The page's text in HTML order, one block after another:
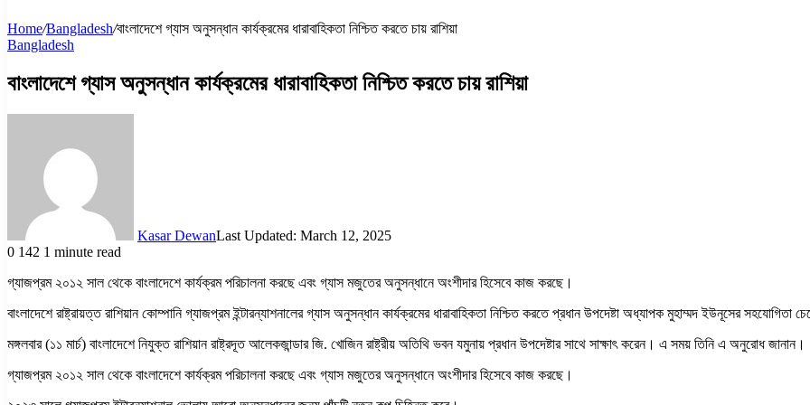
Home/Bangladesh/বাংলাদেশে গ্যাস অনুসন্ধান কার্যক্রমের ধারাবাহিকতা নিশ্চিত করতে চায় রাশিয়া
Bangladesh
বাংলাদেশে গ্যাস অনুসন্ধান কার্যক্রমের ধারাবাহিকতা নিশ্চিত করতে চায় রাশিয়া
Kasar DewanLast Updated: March 12, 2025
0 142 1 minute read
গ্যাজপ্রম ২০১২ সাল থেকে বাংলাদেশে কার্যক্রম পরিচালনা করছে এবং গ্যাস মজুতের অনুসন্ধানে অংশীদার হিসেবে কাজ করছে।
বাংলাদেশে রাষ্ট্রায়ত্ত রাশিয়ান কোম্পানি গ্যাজপ্রম ইন্টারন্যাশনালের গ্যাস অনুসন্ধান কার্যক্রমের ধারাবাহিকতা নিশ্চিত করতে প্রধান উপদেষ্টা অধ্যাপক মুহাম্মদ ইউনূসের সহযোগিতা
মঙ্গলবার (১১ মার্চ) বাংলাদেশে নিযুক্ত রাশিয়ান রাষ্ট্রদূত আলেকজান্ডার জি. খোজিন রাষ্ট্রীয় অতিথি ভবন যমুনায় প্রধান উপদেষ্টার সাথে সাক্ষাৎ করেন। এ সময় তিনি এ অনুরোধ জানান।
গ্যাজপ্রম ২০১২ সাল থেকে বাংলাদেশে কার্যক্রম পরিচালনা করছে এবং গ্যাস মজুতের অনুসন্ধানে অংশীদার হিসেবে কাজ করছে।